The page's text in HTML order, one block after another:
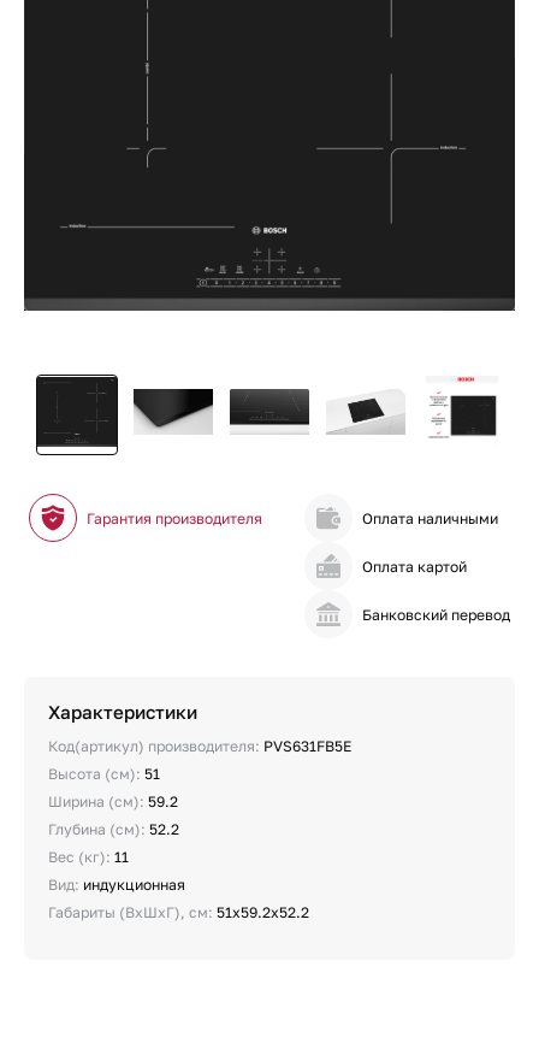
Гарантия производителя Оплата наличными
Оплата картой
Банковский перевод
Характеристики
Код(артикул) производителя: PVS631FB5E
Высота (см): 51
Ширина (см): 59.2
Глубина (см): 52.2
Вес (кг): 11
Вид: индукционная
Габариты (ВхШхГ), см: 51х59.2х52.2